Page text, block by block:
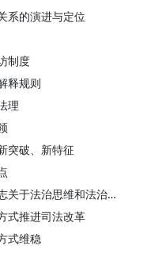
系的演进与定位
制度
释规则
理
突破、新特征
思维和法治方式的重要论述
式推进司法改革
式维稳